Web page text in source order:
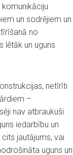
un sodrējiem un
no
lētāk un uguns
netīrīti
–
nav atbraukuši
iedarbību un
jautājums, vai
uguns un